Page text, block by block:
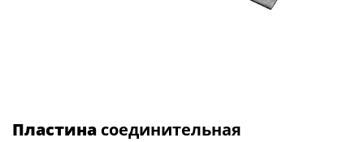
Пластина соединительная